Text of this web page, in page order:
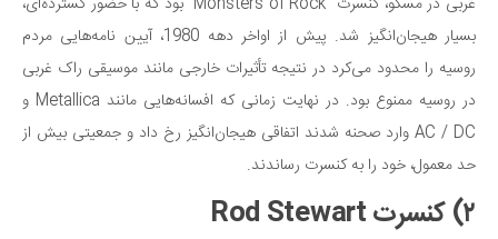
بسیار هیجان‌انگیز شد. پیش از اواخر دهه 1980، آیین نامه‌هایی مردم
روسیه را محدود می‌کرد در نتیجه تأثیرات خارجی مانند موسیقی راک غربی
در روسیه ممنوع بود. در نهایت زمانی که افسانه‌هایی مانند Metallica و
AC / DC وارد صحنه شدند اتفاقی هیجان‌انگیز رخ داد و جمعیتی بیش از
حد معمول، خود را به کنسرت رساندند.
۲) کنسرت Rod Stewart